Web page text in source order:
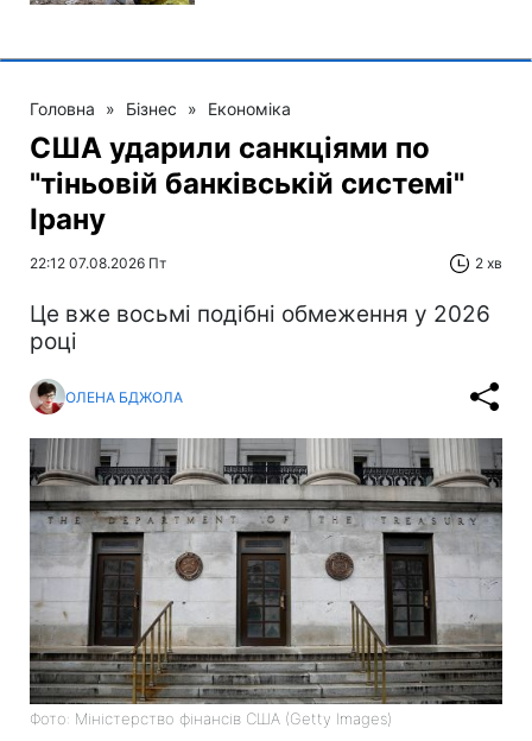
Головна » Бізнес » Економіка
США ударили санкціями по
"тіньовій банківській системі"
Ірану
22:12 07.08.2026 Пт 2 хв
Це вже восьмі подібні обмеження у 2026
році
ОЛЕНА БДЖОЛА
Фото: Міністерство фінансів СШA (Getty Images)